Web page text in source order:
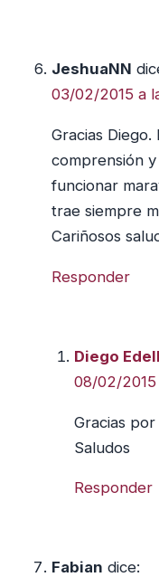
JeshuaNN
03/02/2015 a
Gracias
comprensión
funcionar
trae siempre
Cariñosos
Responder
Diego
08/02/
Gracias
Saludos
Responder
Fabian dice: